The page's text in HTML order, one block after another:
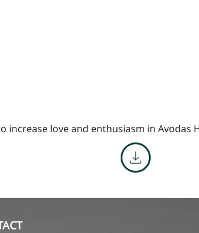
increase love and enthusiasm in Avodas